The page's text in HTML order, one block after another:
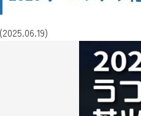
(2025.06.19)